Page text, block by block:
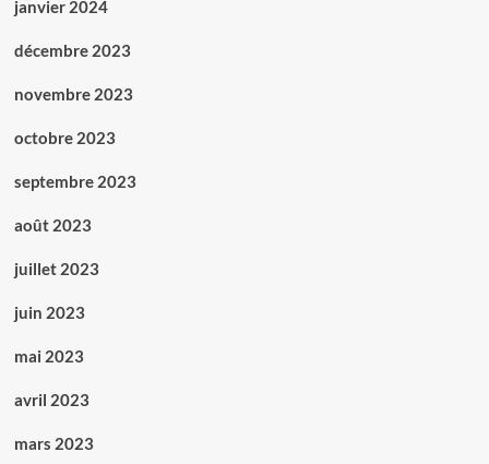
janvier 2024
décembre 2023
novembre 2023
octobre 2023
septembre 2023
août 2023
juillet 2023
juin 2023
mai 2023
avril 2023
mars 2023